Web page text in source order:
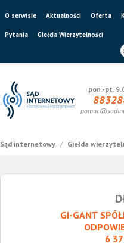
O serwisie Aktualności Oferta
Pytania
Giełda Wierzytelności
pon.-pt.
Sąd internetowy / Giełda
GI-GANT
6